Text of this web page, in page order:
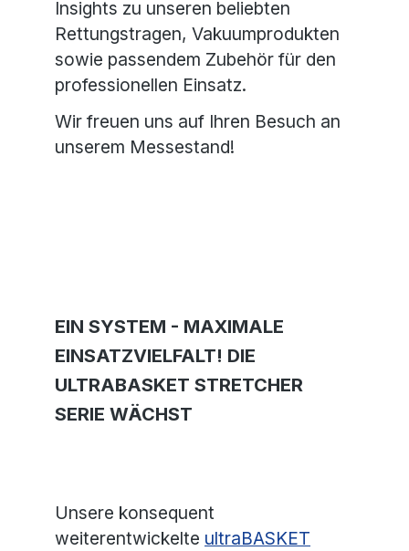
Insights zu unseren beliebten
Rettungstragen, Vakuumprodukten
sowie passendem Zubehör für den
professionellen Einsatz.
Wir freuen uns auf Ihren Besuch an
unserem Messestand!
EIN SYSTEM - MAXIMALE
EINSATZVIELFALT! DIE
ULTRABASKET STRETCHER
SERIE WÄCHST
Unsere konsequent
weiterentwickelte ultraBASKET